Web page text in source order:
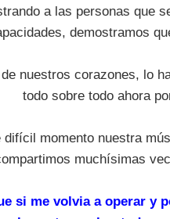
a las personas que
demostramos
nuestros corazones, lo
todo sobre todo ahora
difícil momento nuestra
muchísimas
si me volvia a operar